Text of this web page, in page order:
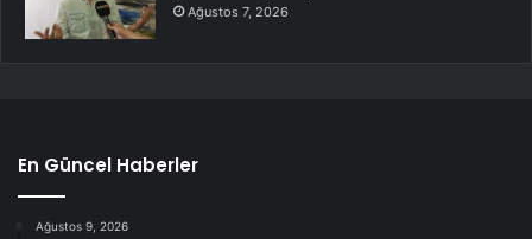
Ağustos 7, 2026
En Güncel Haberler
Ağustos 9, 2026